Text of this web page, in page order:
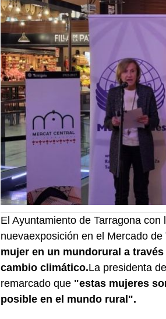
El Ayuntamiento de Tarragona
nuevaexposición en el Mercado
mujer en un mundorural a
cambio climático.La presidenta
remarcado que "estas mujeres
posible en el mundo rural".